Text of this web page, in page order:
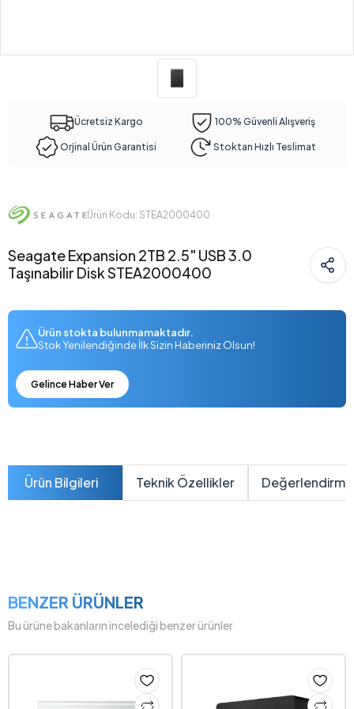
Ücretsiz Kargo 100% Güvenli Alışveriş
Orjinal Ürün Garantisi Stoktan Hızlı Teslimat
Ürün Kodu: STEA2000400
Seagate Expansion 2TB 2.5" USB 3.0
Taşınabilir Disk STEA2000400
Ürün stokta bulunmamaktadır.
Stok Yenilendiğinde İlk Sizin Haberiniz Olsun!
Gelince Haber Ver
Ürün Bilgileri Teknik Özellikler
BENZER ÜRÜNLER
Bu ürüne bakanların incelediği benzer ürünler